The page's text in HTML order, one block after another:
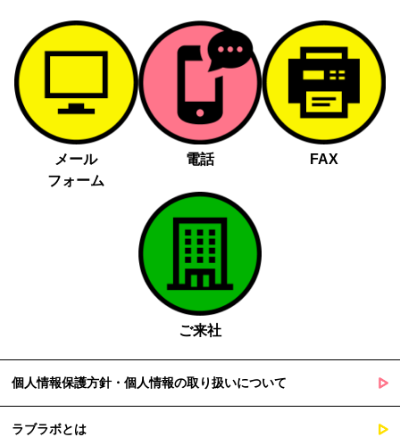
メール
フォーム
電話 FAX
ご来社
個人情報保護方針・個人情報の取り扱いについて
ラブラボとは